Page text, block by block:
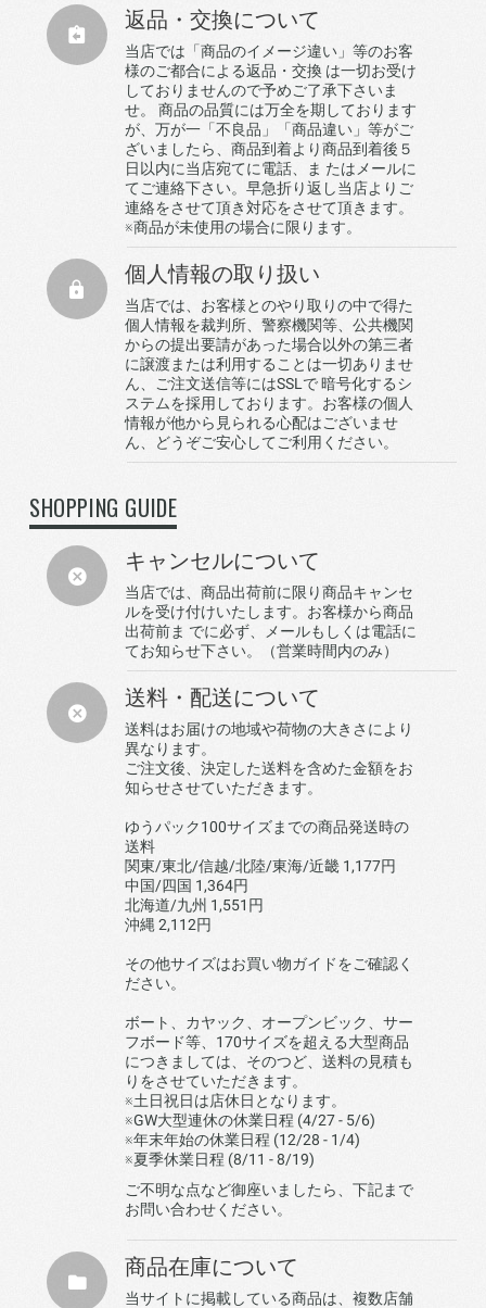
返品・交換について
当店では「商品のイメージ違い」等のお客
様のご都合による返品・交換 は一切お受け
しておりませんので予めご了承下さいま
せ。 商品の品質には万全を期しております
が、万が一「不良品」「商品違い」等がご
ざいましたら、商品到着より商品到着後５
日以内に当店宛てに電話、ま たはメールに
てご連絡下さい。早急折り返し当店よりご
連絡をさせて頂き対応をさせて頂きます。
※商品が未使用の場合に限ります。
個人情報の取り扱い
当店では、お客様とのやり取りの中で得た
個人情報を裁判所、警察機関等、公共機関
からの提出要請があった場合以外の第三者
に譲渡または利用することは一切ありませ
ん、ご注文送信等にはSSLで 暗号化するシ
ステムを採用しております。お客様の個人
情報が他から見られる心配はございませ
ん、どうぞご安心してご利用ください。
SHOPPING GUIDE
キャンセルについて
当店では、商品出荷前に限り商品キャンセ
ルを受け付けいたします。お客様から商品
出荷前ま でに必ず、メールもしくは電話に
てお知らせ下さい。（営業時間内のみ）
送料・配送について
送料はお届けの地域や荷物の大きさにより
異なります。
ご注文後、決定した送料を含めた金額をお
知らせさせていただきます。
ゆうパック100サイズまでの商品発送時の
送料
関東/東北/信越/北陸/東海/近畿 1,177円
中国/四国 1,364円
北海道/九州 1,551円
沖縄 2,112円
その他サイズはお買い物ガイドをご確認く
ださい。
ボート、カヤック、オープンビック、サー
フボード等、170サイズを超える大型商品
につきましては、そのつど、送料の見積も
りをさせていただきます。
※土日祝日は店休日となります。
※GW大型連休の休業日程 (4/27 - 5/6)
※年末年始の休業日程 (12/28 - 1/4)
※夏季休業日程 (8/11 - 8/19)
ご不明な点など御座いましたら、下記まで
お問い合わせください。
商品在庫について
当サイトに掲載している商品は、複数店舗